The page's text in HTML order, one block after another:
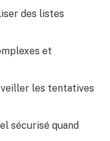
des listes
et
les tentatives
sécurisé quand